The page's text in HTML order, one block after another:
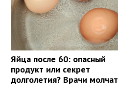
Яйца после 60: опасный
продукт или секрет
долголетия? Врачи молчат